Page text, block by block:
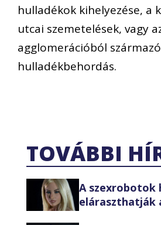
hulladékok kihelyezése, a
utcai szemetelések, vagy
agglomerációból
hulladékbehordás.
TOVÁBBI
A szexrobotok
eláraszthatják